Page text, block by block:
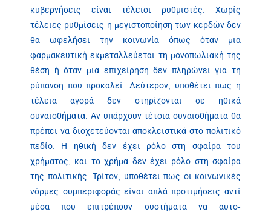
κυβερνήσεις είναι τέλειοι ρυθμιστές. Χωρίς
τέλειες ρυθμίσεις η μεγιστοποίηση των κερδών δεν
θα ωφελήσει την κοινωνία όπως όταν μια
φαρμακευτική εκμεταλλεύεται τη μονοπωλιακή της
θέση ή όταν μια επιχείρηση δεν πληρώνει για τη
ρύπανση που προκαλεί. Δεύτερον, υποθέτει πως η
τέλεια αγορά δεν στηρίζονται σε ηθικά
συναισθήματα. Αν υπάρχουν τέτοια συναισθήματα θα
πρέπει να διοχετεύονται αποκλειστικά στο πολιτικό
πεδίο. Η ηθική δεν έχει ρόλο στη σφαίρα του
χρήματος, και το χρήμα δεν έχει ρόλο στη σφαίρα
της πολιτικής. Τρίτον, υποθέτει πως οι κοινωνικές
νόρμες συμπεριφοράς είναι απλά προτιμήσεις αντί
μέσα που επιτρέπουν συστήματα να αυτο-